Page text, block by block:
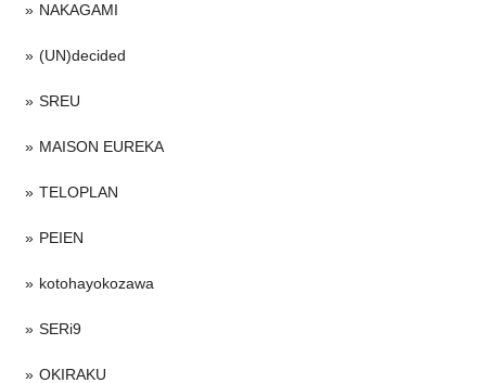
NAKAGAMI
(UN)decided
SREU
MAISON EUREKA
TELOPLAN
PEIEN
kotohayokozawa
SERi9
OKIRAKU